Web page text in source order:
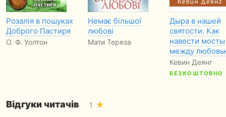
Розалiя в пошуках
Доброго Пастиря
О. Ф. Уолтон
Немає більшої
любові
Мати Тереза
Дыра в нашей
святости. Как
навести мосты
между
Кевин Деянг
БЕЗКОШТОВНО
Відгуки читачів 1